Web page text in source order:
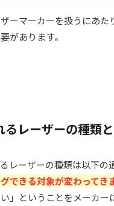
ーマーカーを扱うにあ
があります。
るレーザーの種類
レーザーの種類は以下の
できる対象が変わってき
」ということをメーカ